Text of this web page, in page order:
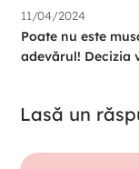
11/04/2024
Poate nu este
adevărul! Decizia
Lasă un